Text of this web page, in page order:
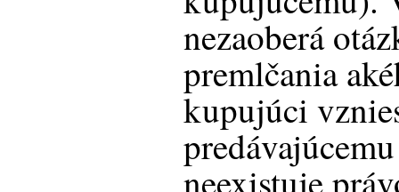
nezaoberá
premlčania
kupujúci
neexistuje